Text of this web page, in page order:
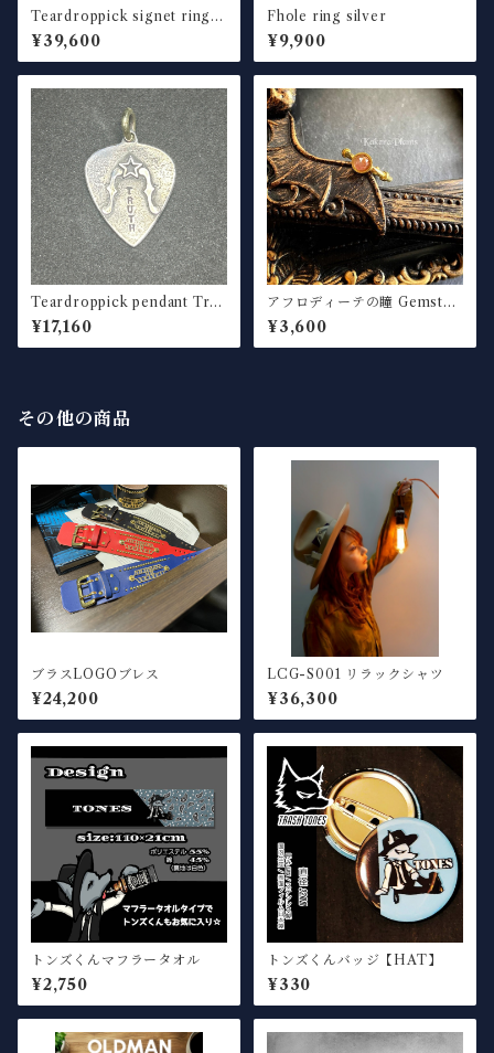
Teardroppick signet ring f
hole silver× brass
¥39,600
Fhole ring silver
¥9,900
Teardroppick pendant Trut
h silver
¥17,160
アフロディーテの瞳 Gemston
e Ring "Strawberry quartz"
(5mm)
¥3,600
その他の商品
ブラスLOGOブレス
¥24,200
LCG-S001 リラックシャツ
¥36,300
トンズくんマフラータオル
¥2,750
トンズくんバッジ【HAT】
¥330